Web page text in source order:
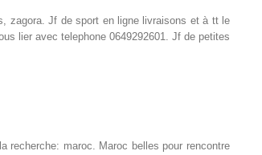
zagora. Jf de sport en ligne livraisons et à tt le
lier avec telephone 0649292601. Jf de petites
recherche: maroc. Maroc belles pour rencontre